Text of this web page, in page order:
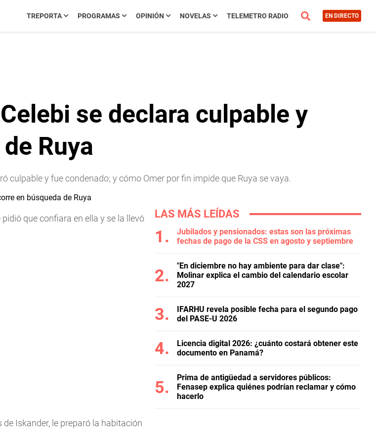
TREPORTA PROGRAMAS OPINIÓN NOVELAS TELEMETRO RADIO EN DIRECTO
se declara culpable y
Ruya
culpable y fue condenado; y cómo Omer por fin impide que Ruya se vaya.
que confiara en ella y se la llevó
Iskander, le preparó la habitación
LAS MÁS LEÍDAS
Jubilados y pensionados: estas son las próximas
fechas de pago de la CSS en agosto y septiembre
"En diciembre no hay ambiente para dar clase":
Molinar explica el cambio del calendario escolar
2027
IFARHU revela posible fecha para el segundo pago
del PASE-U 2026
Licencia digital 2026: ¿cuánto costará obtener este
documento en Panamá?
Prima de antigüedad a servidores públicos:
Fenasep explica quiénes podrían reclamar y cómo
hacerlo